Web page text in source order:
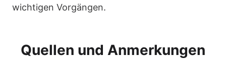
wichtigen Vorgängen.
Quellen und Anmerkungen